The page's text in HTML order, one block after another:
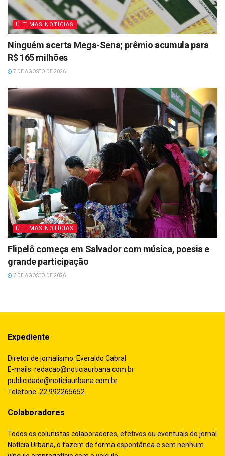
ÚLTIMAS NOTÍCIAS
Ninguém acerta Mega-Sena; prêmio acumula para
R$ 165 milhões
7 DE AGOSTO DE 2026
ÚLTIMAS NOTÍCIAS
Flipelô começa em Salvador com música, poesia e
grande participação
6 DE AGOSTO DE 2026
Expediente
Diretor de jornalismo: Everaldo Cabral
E-mails: redacao@noticiaurbana.com.br
publicidade@noticiaurbana.com.br
Telefone: 22 992265652
Colaboradores
Todos os colunistas colaboradores, efetivos ou eventuais do jornal
Notícia Urbana, o fazem de forma espontânea e sem nenhum